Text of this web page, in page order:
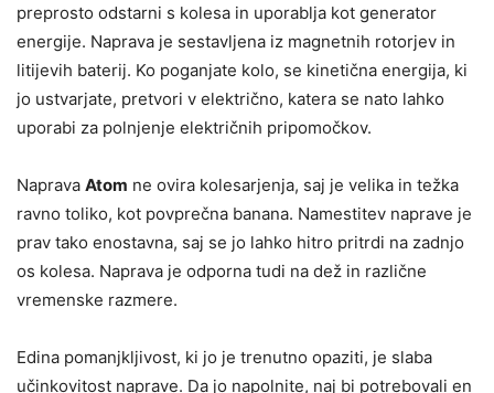
preprosto odstarni s kolesa in uporablja kot generator
energije. Naprava je sestavljena iz magnetnih rotorjev in
litijevih baterij. Ko poganjate kolo, se kinetična energija, ki
jo ustvarjate, pretvori v električno, katera se nato lahko
uporabi za polnjenje električnih pripomočkov.
Naprava Atom ne ovira kolesarjenja, saj je velika in težka
ravno toliko, kot povprečna banana. Namestitev naprave je
prav tako enostavna, saj se jo lahko hitro pritrdi na zadnjo
os kolesa. Naprava je odporna tudi na dež in različne
vremenske razmere.
Edina pomanjkljivost, ki jo je trenutno opaziti, je slaba
učinkovitost naprave. Da jo napolnite, naj bi potrebovali en